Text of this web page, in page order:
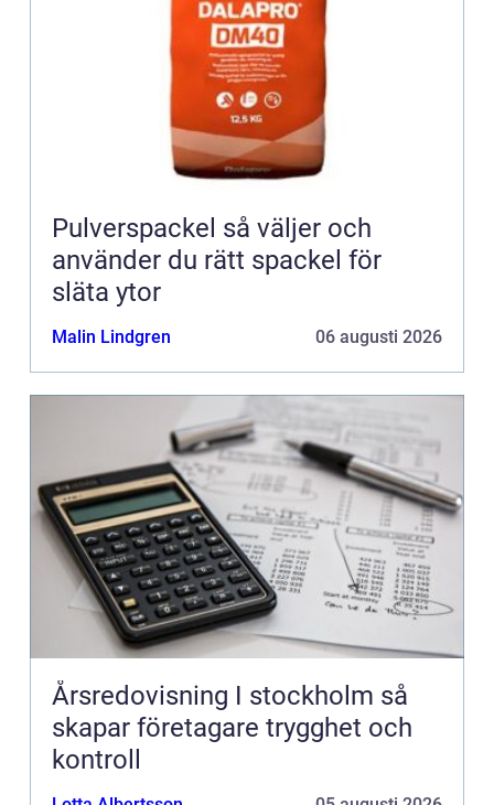
Pulverspackel så väljer och
använder du rätt spackel för
släta ytor
Malin Lindgren 06 augusti 2026
Årsredovisning I stockholm så
skapar företagare trygghet och
kontroll